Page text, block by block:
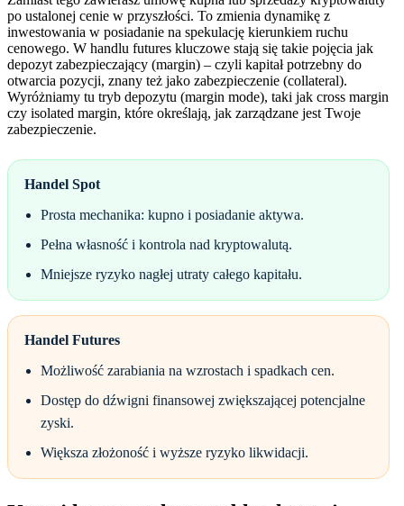
po ustalonej cenie w przyszłości. To zmienia dynamikę z
inwestowania w posiadanie na spekulację kierunkiem ruchu
cenowego. W handlu futures kluczowe stają się takie pojęcia jak
depozyt zabezpieczający (margin) – czyli kapitał potrzebny do
otwarcia pozycji, znany też jako zabezpieczenie (collateral).
Wyróżniamy tu tryb depozytu (margin mode), taki jak cross margin
czy isolated margin, które określają, jak zarządzane jest Twoje
zabezpieczenie.
Handel Spot
Prosta mechanika: kupno i posiadanie aktywa.
Pełna własność i kontrola nad kryptowalutą.
Mniejsze ryzyko nagłej utraty całego kapitału.
Handel Futures
Możliwość zarabiania na wzrostach i spadkach cen.
Dostęp do dźwigni finansowej zwiększającej potencjalne
zyski.
Większa złożoność i wyższe ryzyko likwidacji.